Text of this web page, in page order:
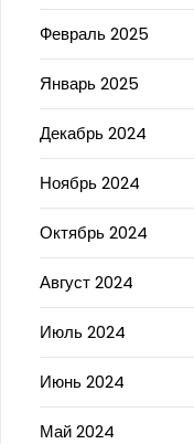
Февраль 2025
Январь 2025
Декабрь 2024
Ноябрь 2024
Октябрь 2024
Август 2024
Июль 2024
Июнь 2024
Май 2024